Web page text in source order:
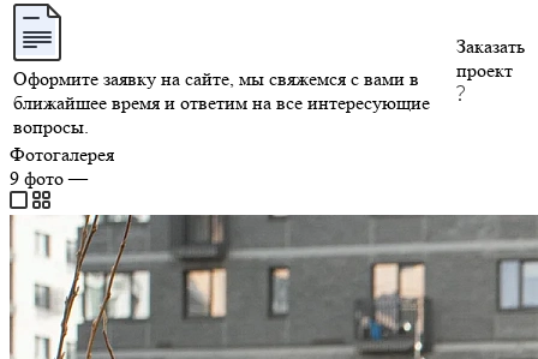
Оформите заявку на сайте, мы свяжемся с вами в
ближайшее время и ответим на все интересующие
вопросы.
Заказать
проект
Фотогалерея
9 фото—